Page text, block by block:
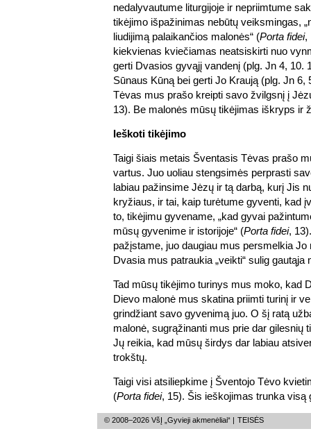
nedalyvautume liturgijoje ir nepriimtume
tikėjimo išpažinimas nebūtų veiksmingas,
liudijimą palaikančios malonės“ (Porta fidei,
kiekvienas kviečiamas neatsiskirti nuo
gerti Dvasios gyvąjį vandenį (plg. Jn 4, 10.
Sūnaus Kūną bei gerti Jo Kraują (plg. Jn 6,
Tėvas mus prašo kreipti savo žvilgsnį į
13). Be malonės mūsų tikėjimas iškryps ir
Ieškoti tikėjimo
Taigi šiais metais Šventasis Tėvas prašo
vartus. Juo uoliau stengsimės perprasti
labiau pažinsime Jėzų ir tą darbą, kurį Jis
kryžiaus, ir tai, kaip turėtume gyventi, kad
to, tikėjimu gyvename, „kad gyvai
mūsų gyvenime ir istorijoje“ (Porta fidei,
pažįstame, juo daugiau mus persmelkia Jo
Dvasia mus patraukia „veikti“ sulig gautąja
Tad mūsų tikėjimo turinys mus moko, kad
Dievo malonė mus skatina priimti turinį ir
grindžiant savo gyvenimą juo. O šį ratą
malonė, sugrąžinanti mus prie dar gilesnių
Jų reikia, kad mūsų širdys dar labiau
trokštų.
Taigi visi atsiliepkime į Šventojo Tėvo
(Porta fidei, 15). Šis ieškojimas trunka visą
© 2008–2026 VšĮ „Gyvieji akmenėliai“ | TEISĖS